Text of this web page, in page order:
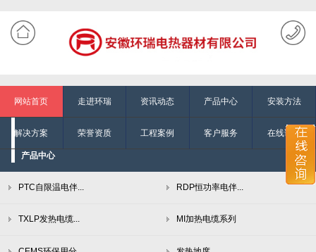
网站首页 走进环瑞 资讯动态 产品中心 安装方法
解决方案 荣誉资质 工程案例 客户服务 在线询单
产品中心
PTC自限温电伴... RDP恒功率电伴...
TXLP发热电缆... MI加热电缆系列